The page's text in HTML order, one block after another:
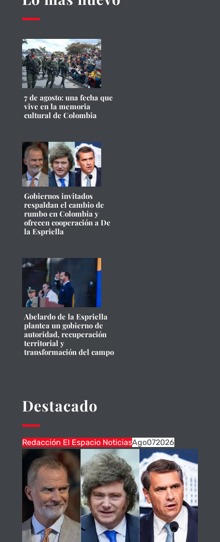
7 de agosto: una fecha que
vive en la memoria
cultural de Colombia
Gobiernos invitados
respaldan el cambio de
rumbo en Colombia y
ofrecen cooperación a De
la Espriella
Abelardo de la Espriella
plantea un gobierno de
autoridad, recuperación
territorial y
transformación del campo
Destacado
Redacción El Espacio NoticiasAgo072026